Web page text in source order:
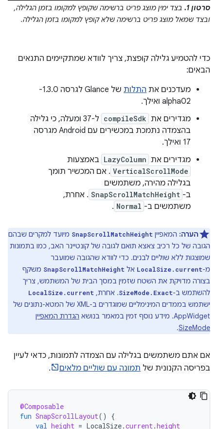
סרטון 1.
בצד ימין מוצג פריט ברשימה שקופץ למקומו בזמן הגלילה,
ובצד שמאל מוצג פריט ברשימה שלא קופץ למקומו בזמן הגלילה.
כדי להטמיע גלילה קופצת, צריך לוודא שמתקיימים התנאים
הבאים:
מעדכנים את התלות
של Glance לגרסה 1.3.0-
alpha02 ואילך.
מגדירים את compileSdk
ל-37 ומעלה, כי גלילה
בהצמדה נתמכת במכשירים עם Android מגרסה
17 ואילך.
מגדירים את LazyColumn באמצעות
VerticalScrollMode . אם המכשיר תומך
בגלילה מהירה, משתמשים
ב- SnapScrollMatchHeight . אחרת,
משתמשים ב- Normal
.
הערה: המאפיין SnapScrollMatchHeight מיועד למקרים שבהם
הגובה של כל רכיב צאצא תואם לגובה של קונטיינר האב, כמו בתמונות
שמוצגות ללא שוליים לבנים. כדי לוודא שהגובה שמועבר
מ-LocalSize.current אל SnapScrollMatchHeight משקף
בצורה מדויקת את השטח שזמין במסך הבית של המשתמש, צריך
להשתמש ב-SizeMode.Exact. אחרת, LocalSize.current
ישתמש בממדים המינימליים שמוגדרים ב-XML של המטא-נתונים של
AppWidget. מידע נוסף זמין במאמר בנושא
הגדרת המאפיין
SizeMode
.
אם אתם משתמשים בגלילה עם הצמדה לתמונות, כדאי לעיין
בפריסה הקנונית של תמונה עם שוליים מלאים .
@Composable
fun SnapScrollLayout()
{
val height = LocalSize.current.height